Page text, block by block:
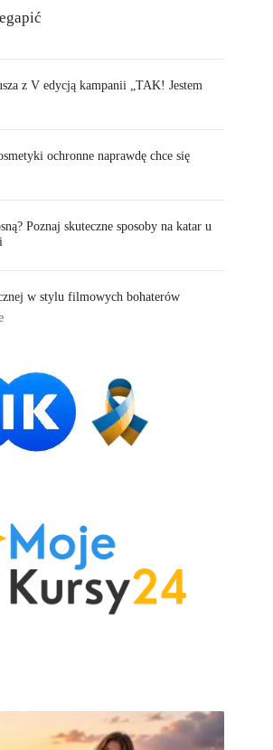
z V edycją kampanii „TAK! Jestem
ochronne naprawdę chce się
Poznaj skuteczne sposoby na katar u
w stylu filmowych bohaterów